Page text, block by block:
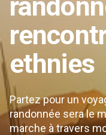
ethnies
Partez pour un
randonnée sera le
marche à travers